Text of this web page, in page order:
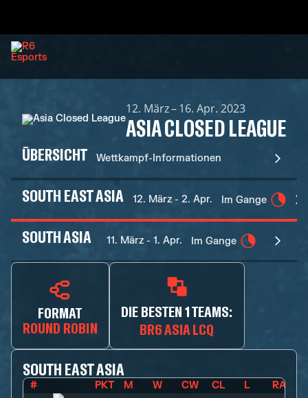
12. März – 16. Apr. 2023
ASIA CLOSED LEAGUE
ÜBERSICHT Wettkampf-Informationen
SOUTH EAST ASIA 12. März - 2. Apr. Im Gange
SOUTH ASIA 11. März - 1. Apr. Im Gange
FORMAT
ROUND ROBIN
DIE BESTEN 1 TEAMS:
BR6 ASIA LCQ
SOUTH EAST ASIA
# PKT M W CW CL L
RA